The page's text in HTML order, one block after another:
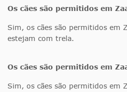
Os cães são permitidos em
Sim, os cães são permitidos em
estejam com trela.
Os cães são permitidos em
Sim, os cães são permitidos em